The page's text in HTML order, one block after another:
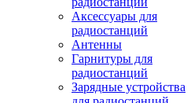
Аксессуары для
радиостанций
Антенны
Гарнитуры для
радиостанций
Зарядные устройства